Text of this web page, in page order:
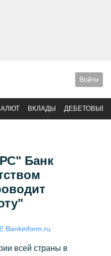
Войти
ВКЛАДЫ ДЕБЕТОВЫЕ
Банк
всей страны в